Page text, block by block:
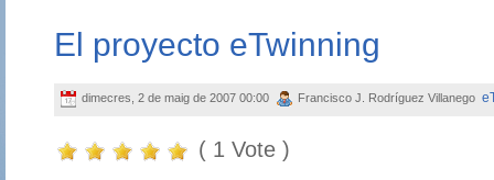
El proyecto eTwinning
dimecres, 2 de maig de 2007 00:00 Francisco J. Rodríguez Villanego
( 1 Vote )